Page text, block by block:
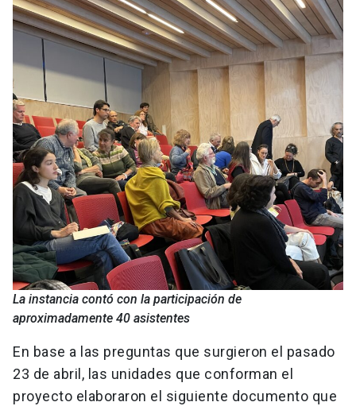
La instancia contó con la participación de
aproximadamente 40 asistentes
En base a las preguntas que surgieron el pasado
23 de abril, las unidades que conforman el
proyecto elaboraron el siguiente documento que